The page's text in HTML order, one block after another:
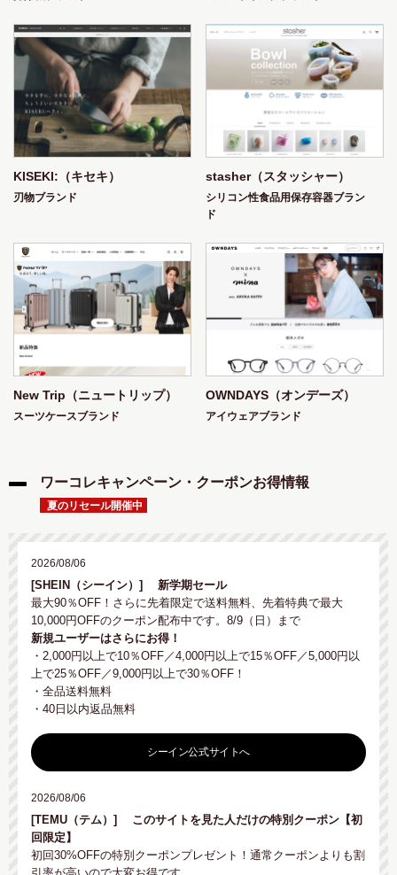
KISEKI:（キセキ）
刃物ブランド
stasher（スタッシャー）
シリコン性食品用保存容器ブラン
ド
New Trip（ニュートリップ）
スーツケースブランド
OWNDAYS（オンデーズ）
アイウェアブランド
ワーコレキャンペーン・クーポンお得情報
夏のリセール開催中
2026/08/06
[SHEIN（シーイン）]
新学期セール
最大90％OFF！さらに先着限定で送料無料、先着特典で最大
10,000円OFFのクーポン配布中です。8/9（日）まで
新規ユーザーはさらにお得！
・2,000円以上で10％OFF／4,000円以上で15％OFF／5,000円以
上で25％OFF／9,000円以上で30％OFF！
・全品送料無料
・40日以内返品無料
シーイン公式サイトへ
2026/08/06
[TEMU（テム）]
このサイトを見た人だけの特別クーポン【初
回限定】
初回30%OFFの特別クーポンプレゼント！通常クーポンよりも割